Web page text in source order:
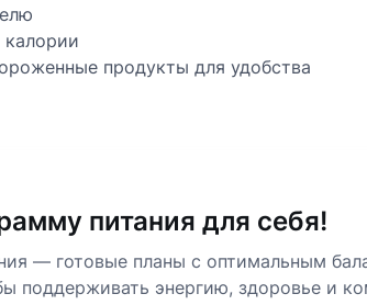
калории
продукты для удобства
питания для себя!
— готовые планы с оптимальным
поддерживать энергию, здоровье и